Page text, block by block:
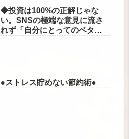
◆投資は100%の正解じゃな
い。SNSの極端な意見に流さ
れず「自分にとってのベタ
●ストレス貯めない節約術●